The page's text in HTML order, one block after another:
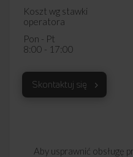
Koszt wg stawki
operatora
Pon - Pt
8:00 - 17:00
Skontaktuj się
Aby usprawnić obsługę